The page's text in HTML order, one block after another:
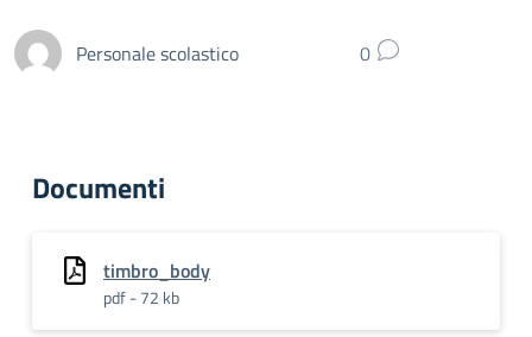
Personale scolastico 0
Documenti
timbro_body
pdf - 72 kb